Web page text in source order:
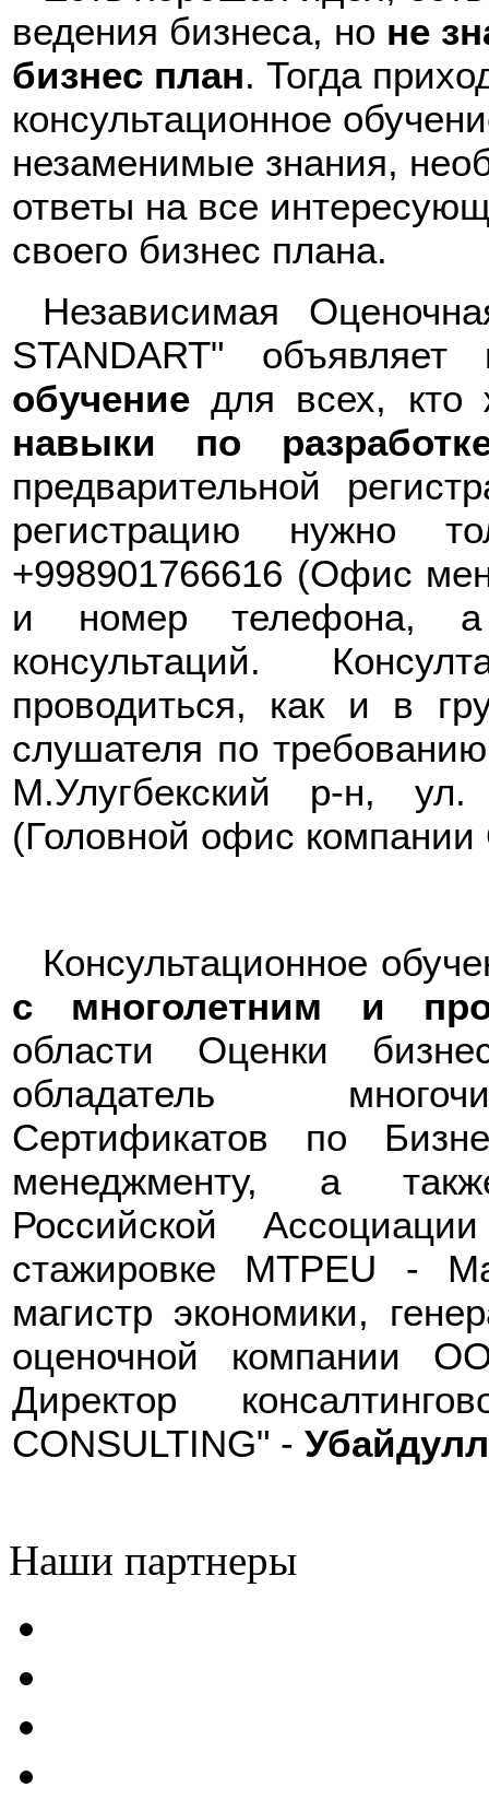
ведения бизнеса, но не
бизнес план. Тогда
консультационное
незаменимые знания,
ответы на все
своего бизнес плана.
Независимая
STANDART"
обучение для всех, кто
навыки по
предварительной
регистрацию нужно
+998901766616 (Офис
и номер телефона, а
консультаций.
проводиться, как и в
слушателя по
М.Улугбекский р-н,
(Головной офис
Консультационное
с многолетним и
области Оценки
обладатель
Сертификатов по
менеджменту, а
Российской
стажировке MTPEU -
магистр экономики,
оценочной компании
Директор
CONSULTING" -
Наши партнеры